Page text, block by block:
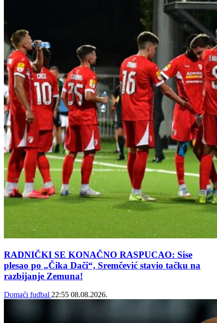
RADNIČKI SE KONAČNO RASPUCAO: Sise
plesao po „Čika Dači“, Sremčević stavio tačku na
razbijanje Zemuna!
Domaći fudbal 22:55 08.08.2026.